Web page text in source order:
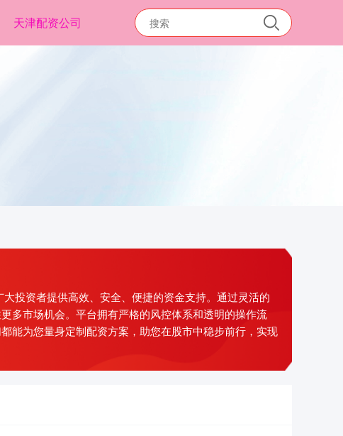
天津配资公司
投资者提供高效、安全、便捷的资金支持。通过灵活的
多市场机会。平台拥有严格的风控体系和透明的操作流
能为您量身定制配资方案，助您在股市中稳步前行，实现